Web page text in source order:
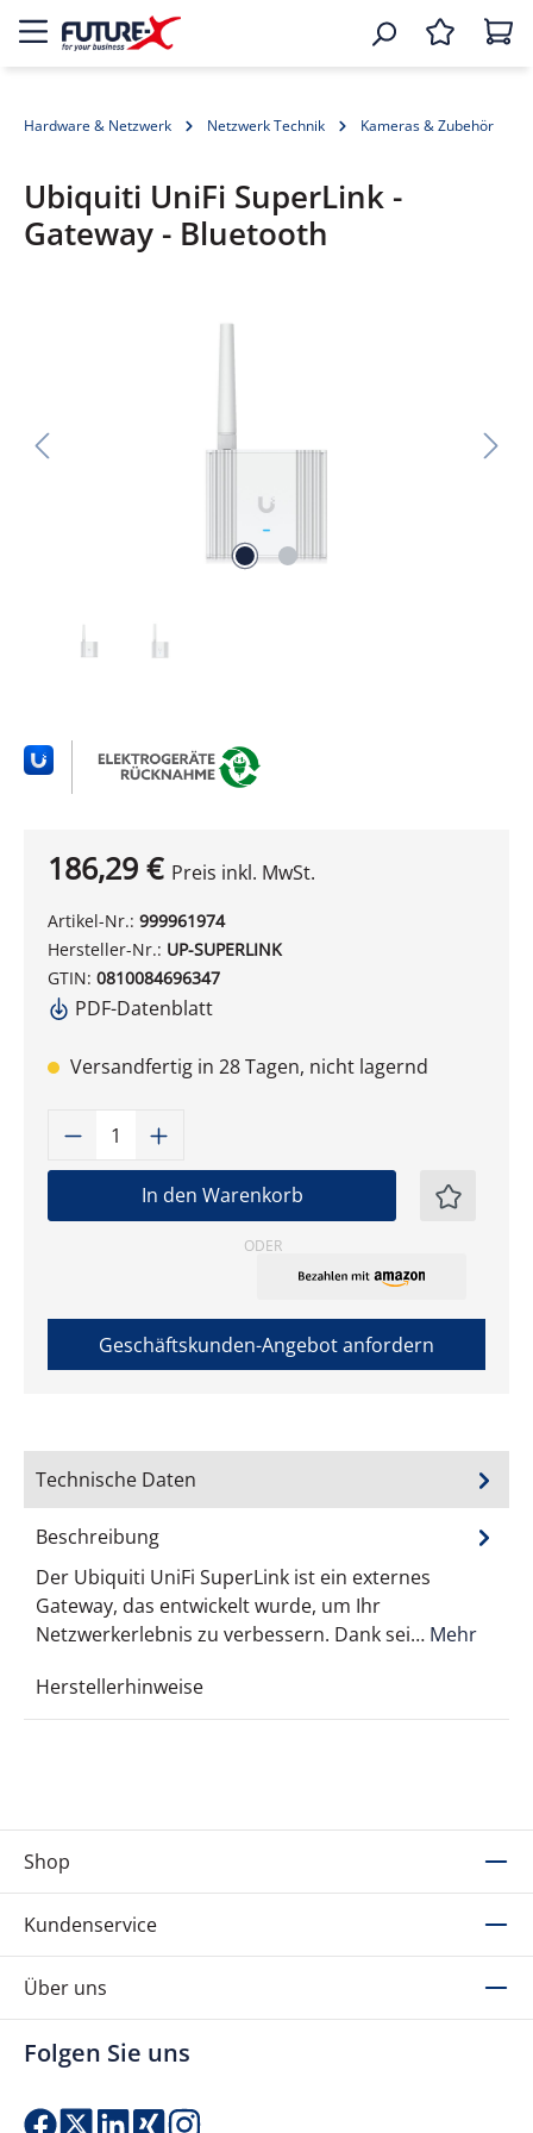
Hardware & Netzwerk Netzwerk Technik Kameras & Zubehör
Ubiquiti UniFi SuperLink -
Gateway - Bluetooth
Bildergalerie überspringen
186,29 € Preis inkl. MwSt.
Artikel-Nr.: 999961974
Hersteller-Nr.: UP-SUPERLINK
GTIN: 0810084696347
PDF-Datenblatt
Versandfertig in 28 Tagen, nicht lagernd
Produkt Anzahl: Gib den
In den Warenkorb
ODER
Geschäftskunden-Angebot anfordern
Technische Daten
Beschreibung
Der Ubiquiti UniFi SuperLink ist ein externes
Gateway, das entwickelt wurde, um Ihr
Netzwerkerlebnis zu verbessern. Dank sei… Mehr
Herstellerhinweise
Shop
Kundenservice
Über uns
Folgen Sie uns